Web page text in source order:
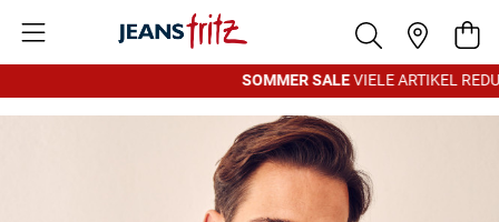
SOMMER SALEVIELE ARTIKEL